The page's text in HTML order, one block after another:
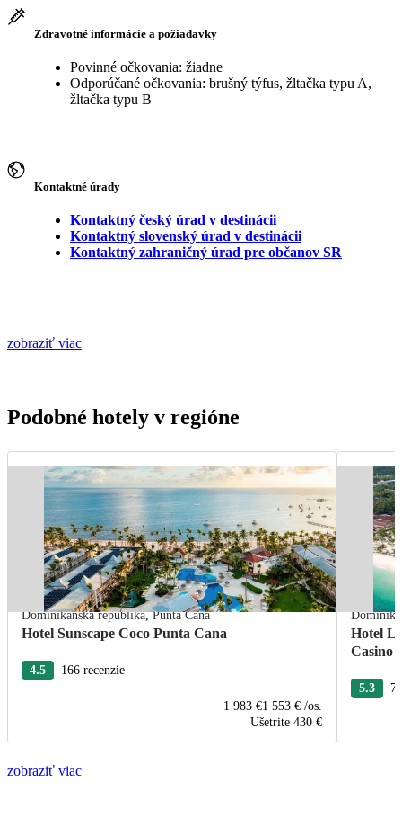
Zdravotné informácie a požiadavky
Povinné očkovania: žiadne
Odporúčané očkovania: brušný týfus, žltačka typu A,
žltačka typu B
Kontaktné úrady
Kontaktný český úrad v destinácii
Kontaktný slovenský úrad v destinácii
Kontaktný zahraničný úrad pre občanov SR
zobraziť viac
Podobné hotely v regióne
Dominikánska republika,Punta Cana
Hotel Sunscape Coco Punta Cana
4.5 166 recenzie
1 983 €1 553 € /os.
Ušetrite 430 €
Hotel
Casino
5.3
zobraziť viac